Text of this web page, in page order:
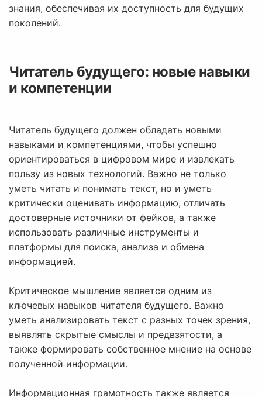
знания, обеспечивая их доступность для будущих
поколений.
Читатель будущего: новые навыки
и компетенции
Читатель будущего должен обладать новыми
навыками и компетенциями, чтобы успешно
ориентироваться в цифровом мире и извлекать
пользу из новых технологий. Важно не только
уметь читать и понимать текст, но и уметь
критически оценивать информацию, отличать
достоверные источники от фейков, а также
использовать различные инструменты и
платформы для поиска, анализа и обмена
информацией.
Критическое мышление является одним из
ключевых навыков читателя будущего. Важно
уметь анализировать текст с разных точек зрения,
выявлять скрытые смыслы и предвзятости, а
также формировать собственное мнение на основе
полученной информации.
Информационная грамотность также является